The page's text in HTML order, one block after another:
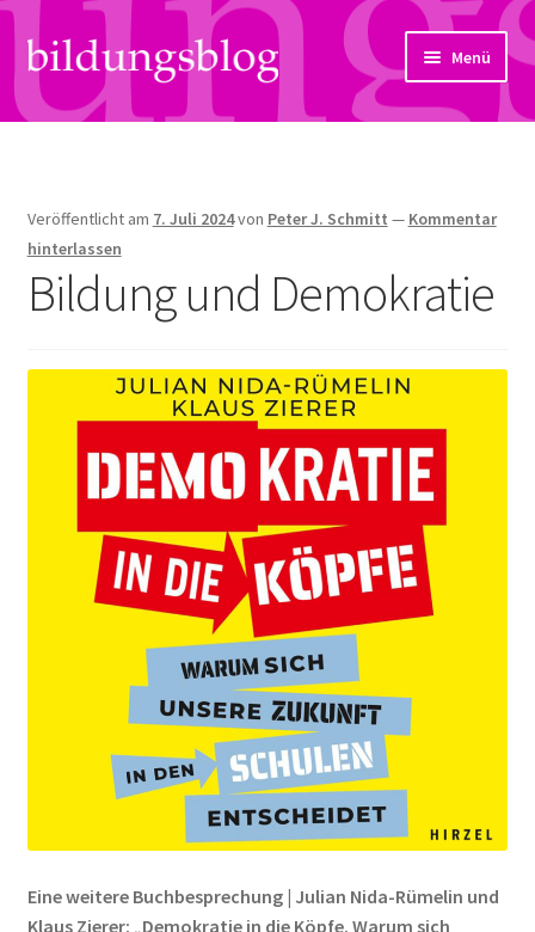
Zur
Navigation
springen
Zum
Inhalt
springen
Menü
Über uns
Links
Kontakt
Subjektiv
Hendriks Gedanken
Peps Gedanken
Alle Beiträge:
Veröffentlicht am 7. Juli 2024von Peter J. Schmitt — Kommentar
hinterlassen
Bildung und Demokratie
Eine weitere Buchbesprechung | Julian Nida-Rümelin und
Klaus Zierer: „Demokratie in die Köpfe. Warum sich